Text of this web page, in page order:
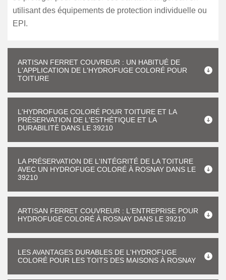
utilisant des équipements de protection individuelle ou
EPI.
ARTISAN FERRET COUVREUR : UN HABITUÉ DE
L'APPLICATION DE L'HYDROFUGE COLORÉ POUR
TOITURE
L'HYDROFUGE COLORÉ POUR TOITURE ET LA
PRÉSERVATION DE L'ESTHÉTIQUE ET LA
DURABILITÉ DANS LE 39210
LA PRÉSERVATION DE L'INTÉGRITÉ DE LA TOITURE
AVEC UN HYDROFUGE COLORÉ À ROSNAY DANS LE
39210
ARTISAN FERRET COUVREUR : L'ENTREPRISE POUR
HYDROFUGE COLORÉ À ROSNAY DANS LE 39210
LES AVANTAGES DURABLES DE L'HYDROFUGE
COLORÉ POUR LES TOITS DES MAISONS À ROSNAY